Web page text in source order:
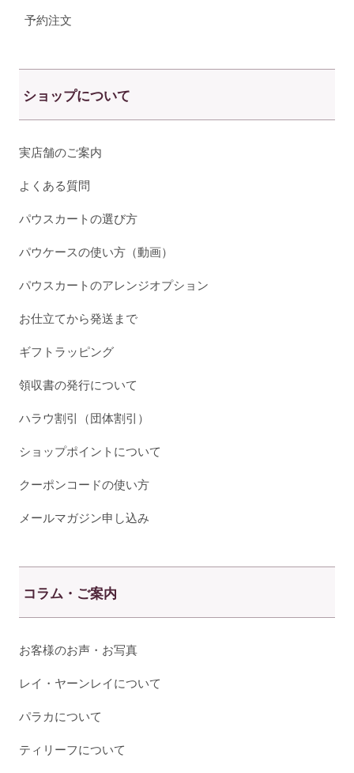
予約注文
ショップについて
実店舗のご案内
よくある質問
パウスカートの選び方
パウケースの使い方（動画）
パウスカートのアレンジオプション
お仕立てから発送まで
ギフトラッピング
領収書の発行について
ハラウ割引（団体割引）
ショップポイントについて
クーポンコードの使い方
メールマガジン申し込み
コラム・ご案内
お客様のお声・お写真
レイ・ヤーンレイについて
パラカについて
ティリーフについて